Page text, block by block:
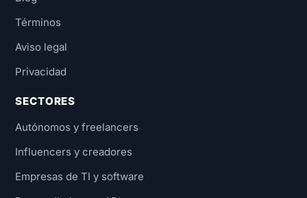
Términos
Aviso legal
Privacidad
SECTORES
Autónomos y freelancers
Influencers y creadores
Empresas de TI y software